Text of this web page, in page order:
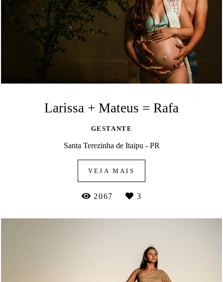
Larissa + Mateus = Rafa
GESTANTE
Santa Terezinha de Itaipu - PR
VEJA MAIS
2067 3